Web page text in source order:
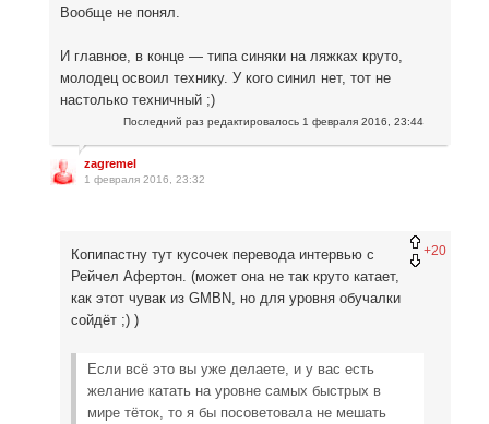
Вообще не понял.
И главное, в конце — типа синяки на ляжках круто,
молодец освоил технику. У кого синил нет, тот не
настолько техничный ;)
Последний раз редактировалось 1 февраля 2016, 23:44
zagremel
1 февраля 2016, 23:32
+20
Копипастну тут кусочек перевода интервью с
Рейчел Афертон. (может она не так круто катает,
как этот чувак из GMBN, но для уровня обучалки
сойдёт ;) )
Если всё это вы уже делаете, и у вас есть
желание катать на уровне самых быстрых в
мире тёток, то я бы посоветовала не мешать